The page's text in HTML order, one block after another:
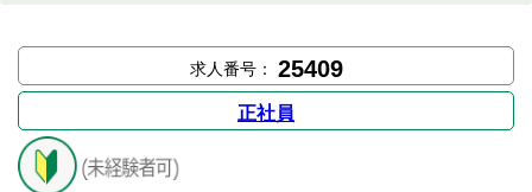
求人番号： 25409
正社員